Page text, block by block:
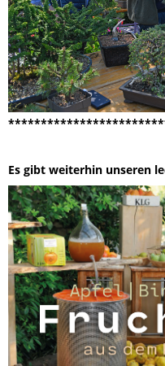
Es gibt weiterhin unseren